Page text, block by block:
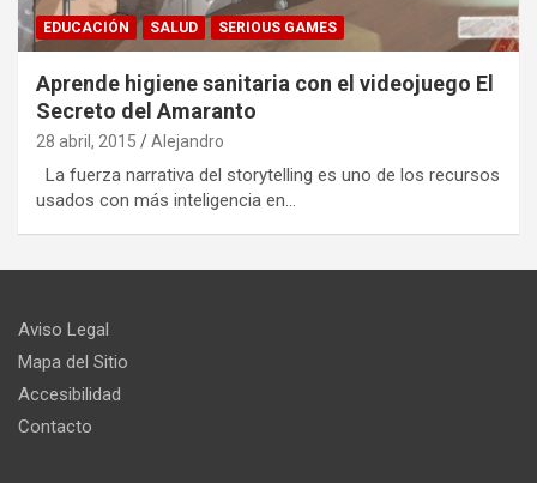
EDUCACIÓN SALUD SERIOUS GAMES
Aprende higiene sanitaria con el videojuego El
Secreto del Amaranto
28 abril, 2015 Alejandro
La fuerza narrativa del storytelling es uno de los recursos
usados con más inteligencia en…
Aviso Legal
Mapa del Sitio
Accesibilidad
Contacto